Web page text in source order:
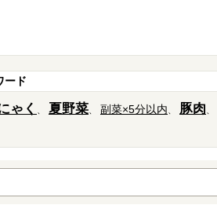
ード
ゃく 夏野菜 副菜×5分以内 豚肉